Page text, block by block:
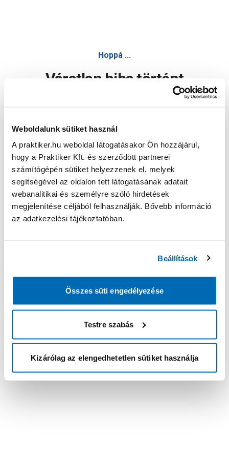
Weboldalunk sütiket használ
A praktiker.hu weboldal látogatásakor Ön hozzájárul,
hogy a Praktiker Kft. és szerződött partnerei
számítógépén sütiket helyezzenek el, melyek
segítségével az oldalon tett látogatásának adatait
webanalitikai és személyre szóló hirdetések
megjelenítése céljából felhasználják. Bővebb információ
az adatkezelési tájékoztatóban.
Beállítások
Összes süti engedélyezése
Testre szabás
Kizárólag az elengedhetetlen sütiket használja
Hoppá ...
Váratlan hiba történt
Oldal újratöltése